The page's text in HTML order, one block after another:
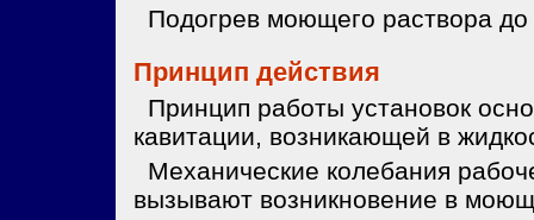
Подогрев моющего раствора
Принцип действия
Принцип работы установок
кавитации, возникающей в
Механические колебания
вызывают возникновение в